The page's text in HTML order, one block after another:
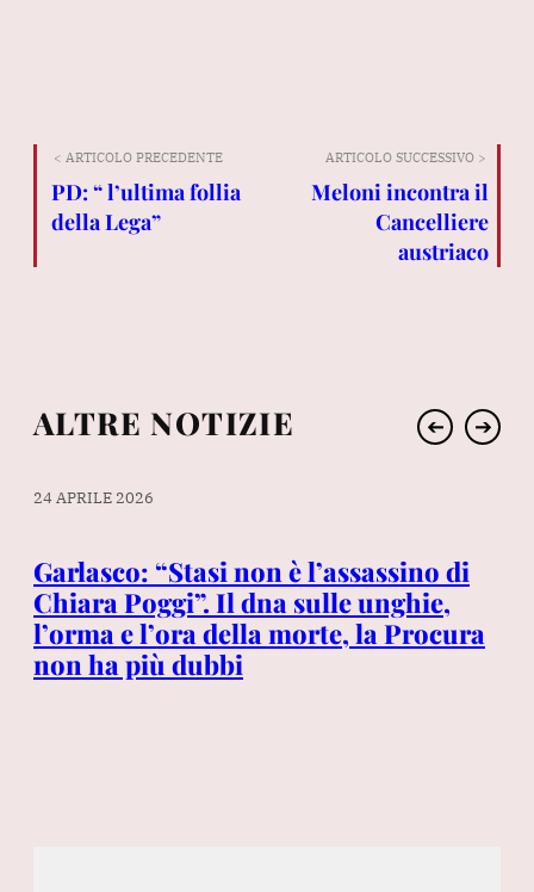
< ARTICOLO PRECEDENTE
PD: “ l’ultima follia
della Lega”
ARTICOLO SUCCESSIVO >
Meloni incontra il
Cancelliere
austriaco
ALTRE NOTIZIE ➔ ➔
24 APRILE 2026
Garlasco: “Stasi non è l’assassino di
Chiara Poggi”. Il dna sulle unghie,
l’orma e l’ora della morte, la Procura
non ha più dubbi